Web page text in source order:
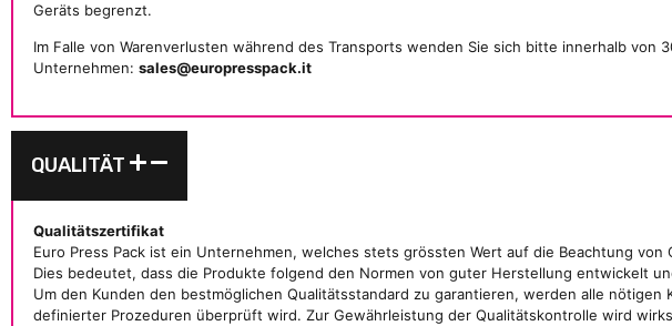
Geräts begrenzt.
Im Falle von Warenverlusten während des Transports wenden Sie sich bitte innerhalb von
Unternehmen: sales@europresspack.it
QUALITÄT
Qualitätszertifikat
Euro Press Pack ist ein Unternehmen, welches stets grössten Wert auf die Beachtung von
Dies bedeutet, dass die Produkte folgend den Normen von guter Herstellung entwickelt
Um den Kunden den bestmöglichen Qualitätsstandard zu garantieren, werden alle
definierter Prozeduren überprüft wird. Zur Gewährleistung der Qualitätskontrolle wird